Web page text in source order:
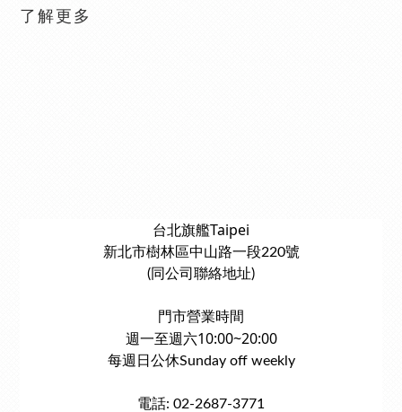
了解更多
台北旗艦Taipei
新北市樹林區中山路一段220號
(同公司聯絡地址)
門市營業時間
週一至週六10:00~20:00
每週日公休Sunday off weekly
電話: 02-2687-3771